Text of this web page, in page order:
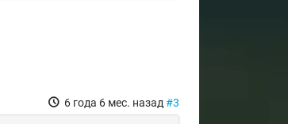
6 года 6 мес. назад #3